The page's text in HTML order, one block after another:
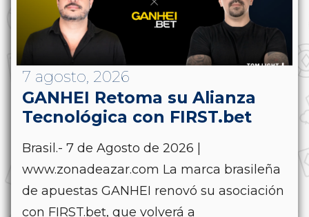
7 agosto, 2026
GANHEI Retoma su Alianza
Tecnológica con FIRST.bet
Brasil.- 7 de Agosto de 2026 |
www.zonadeazar.com La marca brasileña
de apuestas GANHEI renovó su asociación
con FIRST.bet, que volverá a